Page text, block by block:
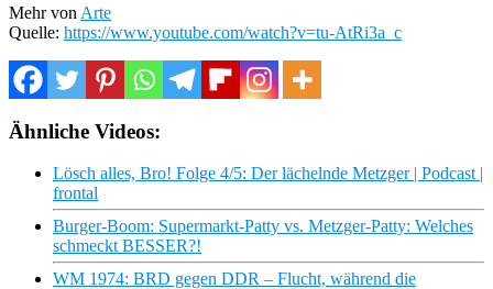
Mehr von Arte
Quelle: https://www.youtube.com/watch?v=tu-AtRi3a_c
Ähnliche Videos:
Lösch alles, Bro! Folge 4/5: Der lächelnde Metzger | Podcast |
frontal
Burger-Boom: Supermarkt-Patty vs. Metzger-Patty: Welches
schmeckt BESSER?!
WM 1974: BRD gegen DDR – Flucht, während die